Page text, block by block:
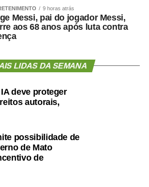
9 horas atrás
Messi, pai do jogador Messi,
aos 68 anos após luta contra
LIDAS DA SEMANA
deve proteger
autorais,
possibilidade de
de Mato
de